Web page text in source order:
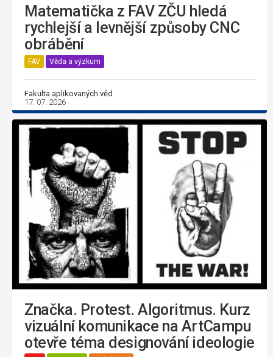
Matematička z FAV ZČU hledá
rychlejší a levnější způsoby CNC
obrábění
FAV Věda a výzkum
Fakulta aplikovaných věd
17. 07. 2026
Značka. Protest. Algoritmus. Kurz
vizuální komunikace na ArtCampu
otevře téma designování ideologie